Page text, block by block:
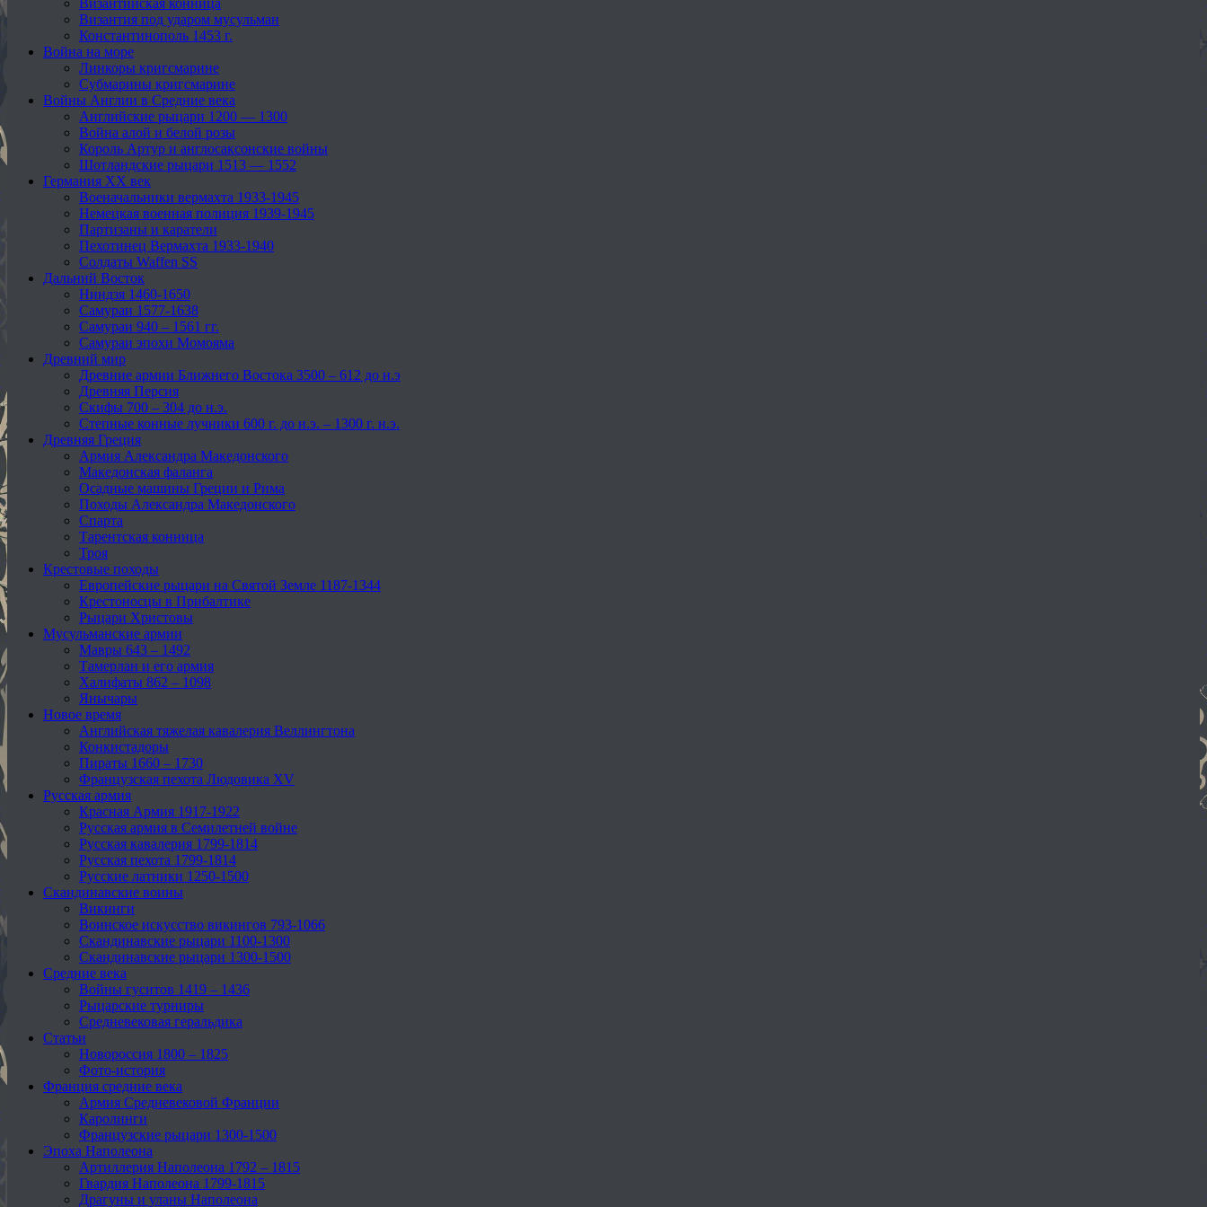
Византийская конница
Византия под ударом мусульман
Константинополь 1453 г.
Война на море
Линкоры кригсмарине
Субмарины кригсмарине
Войны Англии в Средние века
Английские рыцари 1200 — 1300
Война алой и белой розы
Король Артур и англосаксонские войны
Шотландские рыцари 1513 — 1552
Германия XX век
Военачальники вермахта 1933-1945
Немецкая военная полиция 1939-1945
Партизаны и каратели
Пехотинец Вермахта 1933-1940
Солдаты Waffen SS
Дальний Восток
Ниндзя 1460-1650
Самураи 1577-1638
Самураи 940 – 1561 гг.
Самураи эпохи Момояма
Древний мир
Древние армии Ближнего Востока 3500 – 612 до н.э
Древняя Персия
Скифы 700 – 304 до н.э.
Степные конные лучники 600 г. до н.э. – 1300 г. н.э.
Древняя Греция
Армия Александра Македонского
Македонская фаланга
Осадные машины Греции и Рима
Походы Александра Македонского
Спарта
Тарентская конница
Троя
Крестовые походы
Европейские рыцари на Святой Земле 1187-1344
Крестоносцы в Прибалтике
Рыцари Христовы
Мусульманские армии
Мавры 643 – 1492
Тамерлан и его армия
Халифаты 862 – 1098
Янычары
Новое время
Английская тяжелая кавалерия Веллингтона
Конкистадоры
Пираты 1660 – 1730
Французская пехота Людовика XV
Русская армия
Красная Армия 1917-1922
Русская армия в Семилетней войне
Русская кавалерия 1799-1814
Русская пехота 1799-1814
Русские латники 1250-1500
Скандинавские воины
Викинги
Воинское искусство викингов 793-1066
Скандинавские рыцари 1100-1300
Скандинавские рыцари 1300-1500
Средние века
Войны гуситов 1419 – 1436
Рыцарские турниры
Средневековая геральдика
Статьи
Новороссия 1800 – 1825
Фото-история
Франция средние века
Армия Средневековой Франции
Каролинги
Французские рыцари 1300-1500
Эпоха Наполеона
Артиллерия Наполеона 1792 – 1815
Гвардия Наполеона 1799-1815
Драгуны и уланы Наполеона